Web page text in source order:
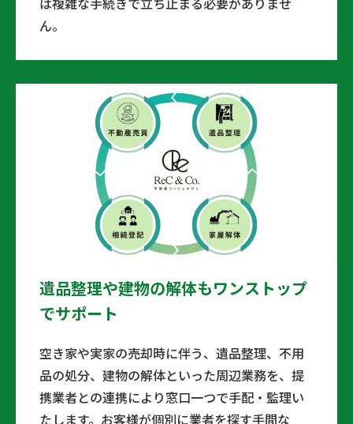
ん。
遺品整理や建物の解体もワンストップ
でサポート
空き家や実家の売却時に伴う、遺品整理、不用
品の処分、建物の解体といった周辺業務を、提
携業者との連携により窓口一つで手配・監理い
たします。お客様が個別に業者を探す手間な